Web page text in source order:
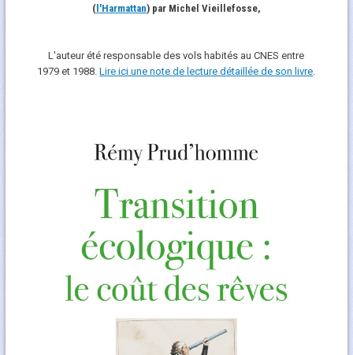
(l'Harmattan) par Michel Vieillefosse,
L'auteur été responsable des vols habités au CNES entre
1979 et 1988.Lire ici une note de lecture détaillée de son livre